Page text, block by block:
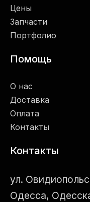
Цены
Запчасти
Портфолио
Помощь
О нас
Доставка
Оплата
Контакты
Контакты
ул.
Одесса,